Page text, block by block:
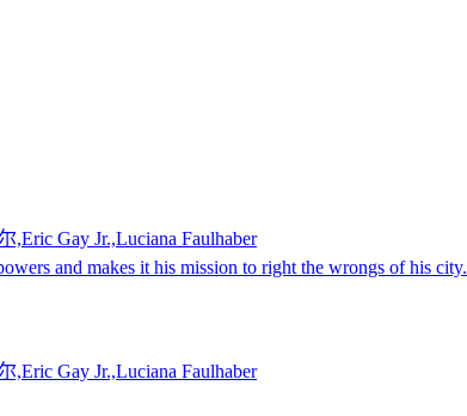
,Eric Gay Jr.,Luciana Faulhaber
and makes it his mission to right the wrongs of his city.
,Eric Gay Jr.,Luciana Faulhaber